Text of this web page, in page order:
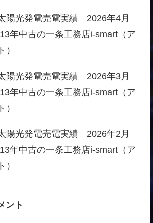
陽光発電売電実績 2026年4月
年中古の一条工務店i-smart（ア
）
陽光発電売電実績 2026年3月
年中古の一条工務店i-smart（ア
）
陽光発電売電実績 2026年2月
年中古の一条工務店i-smart（ア
）
ント